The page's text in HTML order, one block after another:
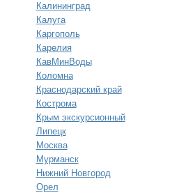
Калининград
Калуга
Каргополь
Карелия
КавМинВоды
Коломна
Краснодарский край
Кострома
Крым экскурсионный
Липецк
Москва
Мурманск
Нижний Новгород
Орел